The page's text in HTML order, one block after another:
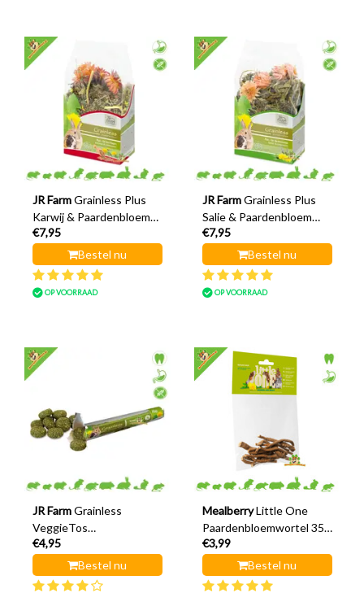
JR Farm Grainless Plus
Karwij & Paardenbloem
Maag 100 gram
€7,95
Bestel nu
OP VOORRAAD
JR Farm Grainless Plus
Salie & Paardenbloem
100 gram
€7,95
Bestel nu
OP VOORRAAD
JR Farm Grainless
VeggieTos
Paardenbloem
€4,95
Bestel nu
Mealberry Little One
Paardenbloemwortel 35
gram
€3,99
Bestel nu